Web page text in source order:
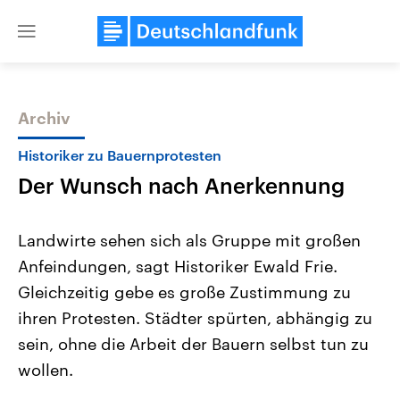
Close
Themen
Landtagswahl Sachsen-Anhalt
2026
Alle Informationen
Sachsen-Anhalt wählt am 6.
September 2026 einen neuen
Bundesland von einer Koalition aus
USA
Aktuelle Beiträge,
Hintergründe
Wirtschaftlich und
mit großem Einfluss auf
Archiv
Historiker zu Bauernprotesten
Der Wunsch nach Anerkennung
Landwirte sehen sich als Gruppe mit großen
Anfeindungen, sagt Historiker Ewald Frie.
Gleichzeitig gebe es große Zustimmung zu
ihren Protesten. Städter spürten, abhängig zu
sein, ohne die Arbeit der Bauern selbst tun zu
wollen.